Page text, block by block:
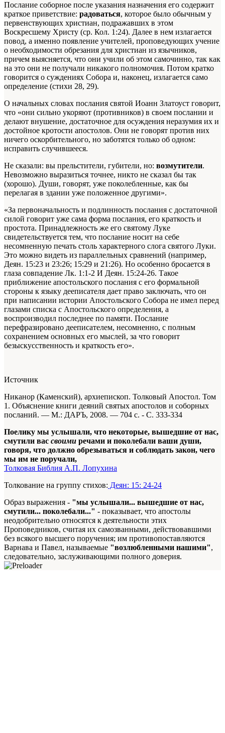
Послание соборное после указания назначения его содержит
краткое приветствие: радоваться, которое было обычным у
первенствующих христиан, подражавших в этом
Воскресшему Христу (ср. Кол. 1:24). Далее в нем излагается
повод, а именно появление учителей, проповедующих учение
о необходимости обрезания для христиан из язычников,
причем выясняется, что они учили об этом самочинно, так как
на это они не получали никакого полномочия. Потом кратко
говорится о суждениях Собора и, наконец, излагается само
определение (стихи 28, 29).
О начальных словах послания святой Иоанн Златоуст говорит,
что «они сильно укоряют (противников) в своем послании и
делают внушение, достаточное для осуждения неразумия их и
достойное кротости апостолов. Они не говорят против них
ничего оскорбительного, но заботятся только об одном:
исправить случившееся.
Не сказали: вы прельстители, губители, но: возмутители.
Невозможно выразиться точнее, никто не сказал бы так
(хорошо). Души, говорят, уже поколебленные, как бы
перелагая в здании уже положенное другими».
«За первоначальность и подлинность послания с достаточной
силой говорит уже сама форма послания, его краткость и
простота. Принадлежность же его святому Луке
свидетельствуется тем, что послание носит на себе
несомненную печать столь характерного слога святого Луки.
Это можно видеть из параллельных сравнений (например,
Деян. 15:23 и 23:26; 15:29 и 21:26). Но особенно бросается в
глаза совпадение Лк. 1:1-2 И Деян. 15:24-26. Такое
приближение апостольского послания с его формальной
стороны к языку дееписателя дает право заключать, что он
при написании истории Апостольского Собора не имел перед
глазами списка с Апостольского определения, а
воспроизводил последнее по памяти. Послание
перефразировано дееписателем, несомненно, с полным
сохранением основных его мыслей, за что говорит
безыскусственность и краткость его».
Источник
Никанор (Каменский), архиепископ. Толковый Апостол. Том
1. Объяснение книги деяний святых апостолов и соборных
посланий. — М.: ДАРЪ, 2008. — 704 с. - С. 333-334
Поелику мы услышали, что некоторые, вышедшие от нас,
смутили вас своими речами и поколебали ваши души,
говоря, что должно обрезываться и соблюдать закон, чего
мы им не поручали,
Толковая Библия А.П. Лопухина
Толкование на группу стихов: Деян: 15: 24-24
Образ выражения - "мы услышали... вышедшие от нас,
смутили... поколебали..." - показывает, что апостолы
неодобрительно относятся к деятельности этих
Проповедников, считая их самозванными, действовавшими
без всякого высшего поручения; им противопоставляются
Варнава и Павел, называемые "возлюбленными нашими",
следовательно, заслуживающими полного доверия.